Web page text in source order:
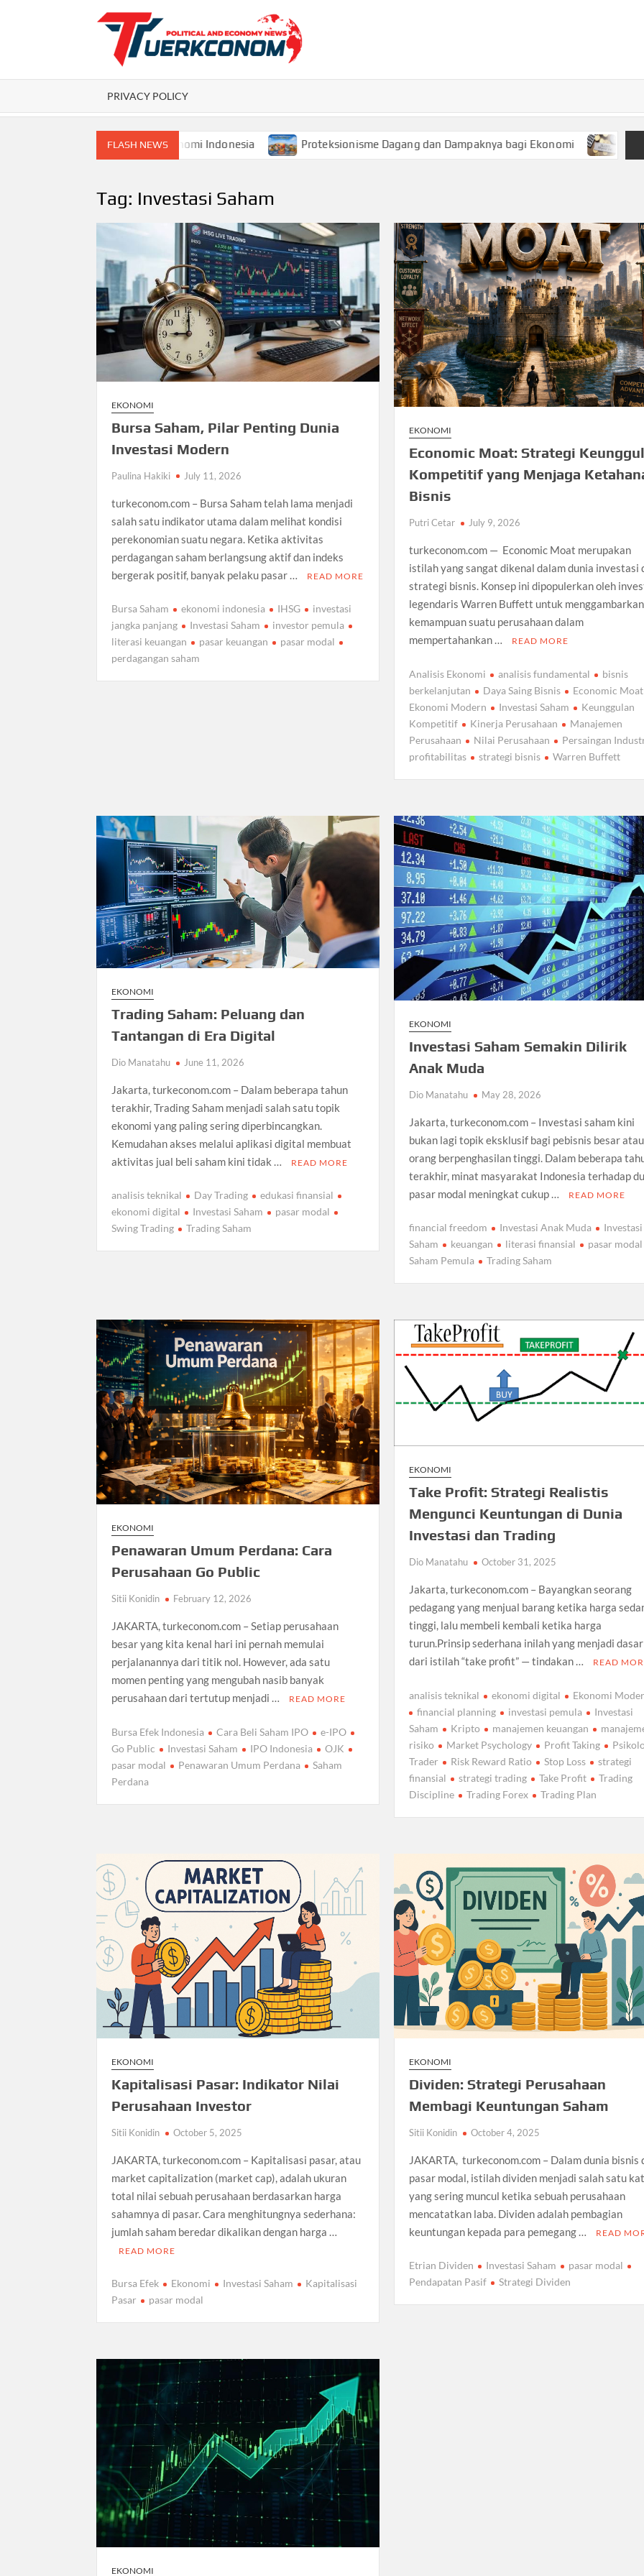
PRIVACY POLICY
FLASH NEWS
Pembangunan Ekonomi Indonesia Proteksionisme Dagang dan Dampaknya bagi Ekonomi Keuangan
Tag: Investasi Saham
EKONOMI
Bursa Saham, Pilar Penting Dunia
Investasi Modern
Paulina Hakiki July 11, 2026
turkeconom.com – Bursa Saham telah lama menjadi
salah satu indikator utama dalam melihat kondisi
perekonomian suatu negara. Ketika aktivitas
perdagangan saham berlangsung aktif dan indeks
bergerak positif, banyak pelaku pasar …
READ MORE
Bursa Saham ekonomi indonesia IHSG
investasi
jangka panjang
Investasi Saham
investor pemula
literasi keuangan
pasar keuangan
pasar modal
perdagangan saham
EKONOMI
Economic Moat: Strategi
Kompetitif yang Menjaga
Bisnis
Putri Cetar July 9, 2026
turkeconom.com — Economic Moat merupakan
istilah yang sangat dikenal dalam dunia investasi
strategi bisnis. Konsep ini dipopulerkan oleh
legendaris Warren Buffett untuk menggambarkan
kemampuan suatu perusahaan dalam
mempertahankan …
READ MORE
Analisis Ekonomi analisis fundamental
bisnis
berkelanjutan
Daya Saing Bisnis
Economic Moat
Ekonomi Modern
Investasi Saham
Keunggulan
Kompetitif
Kinerja Perusahaan
Manajemen
Perusahaan
Nilai Perusahaan
Persaingan
profitabilitas
strategi bisnis Warren Buffett
EKONOMI
Trading Saham: Peluang dan
Tantangan di Era Digital
Dio Manatahu June 11, 2026
Jakarta, turkeconom.com – Dalam beberapa tahun
terakhir, Trading Saham menjadi salah satu topik
ekonomi yang paling sering diperbincangkan.
Kemudahan akses melalui aplikasi digital membuat
aktivitas jual beli saham kini tidak …
READ MORE
analisis teknikal Day Trading
edukasi finansial
ekonomi digital
Investasi Saham
pasar modal
Swing Trading
Trading Saham
EKONOMI
Investasi Saham Semakin Dilirik
Anak Muda
Dio Manatahu May 28, 2026
Jakarta, turkeconom.com – Investasi saham kini
bukan lagi topik eksklusif bagi pebisnis besar atau
orang berpenghasilan tinggi. Dalam beberapa
terakhir, minat masyarakat Indonesia terhadap
pasar modal meningkat cukup …
READ MORE
financial freedom Investasi Anak Muda
Investasi
Saham
keuangan literasi finansial
pasar modal
Saham Pemula
Trading Saham
EKONOMI
Penawaran Umum Perdana: Cara
Perusahaan Go Public
Sitii Konidin February 12, 2026
JAKARTA, turkeconom.com – Setiap perusahaan
besar yang kita kenal hari ini pernah memulai
perjalanannya dari titik nol. However, ada satu
momen penting yang mengubah nasib banyak
perusahaan dari tertutup menjadi …
READ MORE
Bursa Efek Indonesia Cara Beli Saham IPO
e-IPO
Go Public
Investasi Saham IPO Indonesia
OJK
pasar modal
Penawaran Umum Perdana
Saham
Perdana
EKONOMI
Take Profit: Strategi Realistis
Mengunci Keuntungan di Dunia
Investasi dan Trading
Dio Manatahu October 31, 2025
Jakarta, turkeconom.com – Bayangkan seorang
pedagang yang menjual barang ketika harga
tinggi, lalu membeli kembali ketika harga
turun.Prinsip sederhana inilah yang menjadi dasar
dari istilah “take profit” — tindakan …
READ
analisis teknikal ekonomi digital
Ekonomi
financial planning
investasi pemula
Investasi
Saham
Kripto manajemen keuangan
risiko
Market Psychology Profit Taking
Trader
Risk Reward Ratio Stop Loss
strategi
finansial
strategi trading Take Profit
Trading
Discipline
Trading Forex Trading Plan
EKONOMI
Kapitalisasi Pasar: Indikator Nilai
Perusahaan Investor
Sitii Konidin October 5, 2025
JAKARTA, turkeconom.com – Kapitalisasi pasar, atau
market capitalization (market cap), adalah ukuran
total nilai sebuah perusahaan berdasarkan harga
sahamnya di pasar. Cara menghitungnya sederhana:
jumlah saham beredar dikalikan dengan harga …
READ MORE
Bursa Efek Ekonomi Investasi Saham
Kapitalisasi
Pasar
pasar modal
EKONOMI
Dividen: Strategi Perusahaan
Membagi Keuntungan Saham
Sitii Konidin October 4, 2025
JAKARTA, turkeconom.com – Dalam dunia bisnis
pasar modal, istilah dividen menjadi salah satu
yang sering muncul ketika sebuah perusahaan
mencatatkan laba. Dividen adalah pembagian
keuntungan kepada para pemegang …
READ
Etrian Dividen Investasi Saham
pasar modal
Pendapatan Pasif
Strategi Dividen
EKONOMI